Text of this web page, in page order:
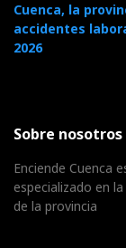
Cuenca, la
accidentes
2026
Sobre nosotros
Enciende Cuenca
especializado en
de la provincia